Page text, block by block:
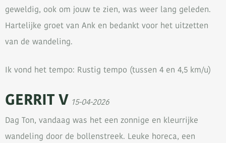
geweldig, ook om jouw te zien, was weer lang geleden.
Hartelijke groet van Ank en bedankt voor het uitzetten
van de wandeling.
Ik vond het tempo: Rustig tempo (tussen 4 en 4,5 km/u)
GERRIT V 15-04-2026
Dag Ton, vandaag was het een zonnige en kleurrijke
wandeling door de bollenstreek. Leuke horeca, een